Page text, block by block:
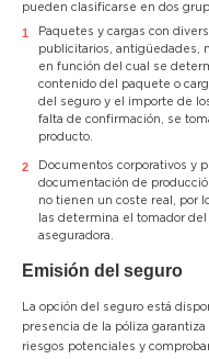
pueden clasificarse en dos
Paquetes y cargas con
publicitarios, antigüedades,
en función del cual se
contenido del paquete o
del seguro y el importe de
falta de confirmación, se
producto.
Documentos corporativos y
documentación de
no tienen un coste real, por
las determina el tomador
aseguradora.
Emisión del seguro
La opción del seguro está
presencia de la póliza
riesgos potenciales y